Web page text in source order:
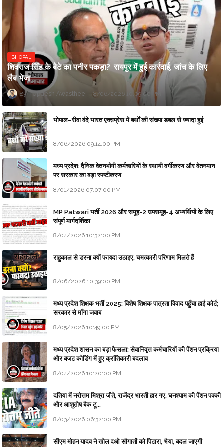
BHOPAL
शिवराज सिंह के बेटे का पनीर पकड़ा?, रायपुर में हुई कार्रवाई, जांच के लिए
लैब भेजा
Updesh Awasthee 8/06/2026 10:09:00 PM
भोपाल–रीवा वंदे भारत एक्सप्रेस में बर्थों की संख्या डबल से ज्यादा हुई
8/06/2026 09:14:00 PM
मध्य प्रदेश: दैनिक वेतनभोगी कर्मचारियों के स्थायी वर्गीकरण और वेतनमान
पर सरकार का बड़ा स्पष्टीकरण
8/01/2026 07:07:00 PM
MP Patwari भर्ती 2026 और समूह-2 उपसमूह-4 अभ्यर्थियों के लिए
संपूर्ण मार्गदर्शिका
8/04/2026 10:32:00 PM
राहुकाल से डरना क्यों फायदा उठाइए, चमत्कारी परिणाम मिलते हैं
8/06/2026 10:39:00 PM
मध्य प्रदेश शिक्षक भर्ती 2025: विशेष शिक्षक पात्रता विवाद पहुँचा हाई कोर्ट;
सरकार से माँगा जवाब
8/05/2026 10:49:00 PM
मध्य प्रदेश शासन का बड़ा फैसला: सेवानिवृत्त कर्मचारियों की पेंशन प्रक्रिया
और बजट कोडिंग में हुए क्रांतिकारी बदलाव
8/04/2026 10:20:00 PM
दतिया में नरोत्तम मिश्रा जीते, राजेंद्र भारती हार गए, घनश्याम की पेंशन पक्की
और आशुतोष बैक टू...
8/03/2026 06:32:00 PM
सीएम मोहन यादव ने खोल दओ सौगातों को पिटारा, भैया, बदल जाएगी